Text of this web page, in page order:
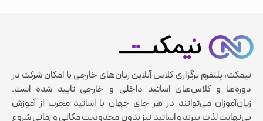
نیمکت، پلتفرم برگزاری کلاس آنلاین زبان‌های خارجی با امکان شرکت در
دوره‌ها و کلاس‌های اساتید داخلی و خارجی تایید شده است.
زبان‌آموزان می‌توانند در هر جای جهان با اساتید مجرب از آموزش
بی‌نهایت لذت ببرند و اساتید نیز بدون محدودیت مکانی و زمانی شروع